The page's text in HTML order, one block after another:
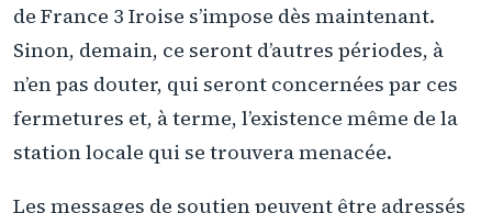
de France 3 Iroise s’impose dès maintenant.
Sinon, demain, ce seront d’autres périodes, à
n’en pas douter, qui seront concernées par ces
fermetures et, à terme, l’existence même de la
station locale qui se trouvera menacée.
Les messages de soutien peuvent être adressés